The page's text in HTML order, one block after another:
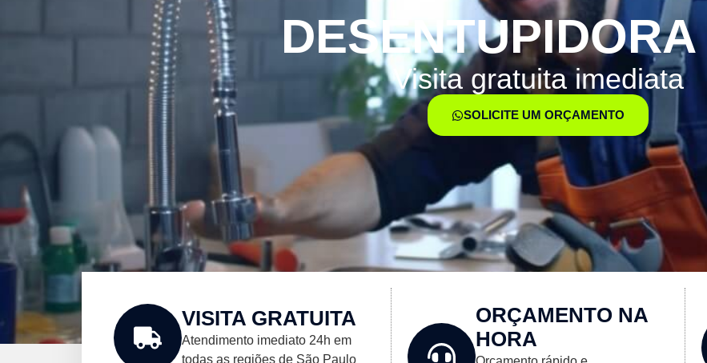
DESENTUPIDORA
Visita gratuita imediata
SOLICITE UM ORÇAMENTO
VISITA GRATUITA
Atendimento imediato 24h em
todas as regiões de São Paulo
ORÇAMENTO NA
HORA